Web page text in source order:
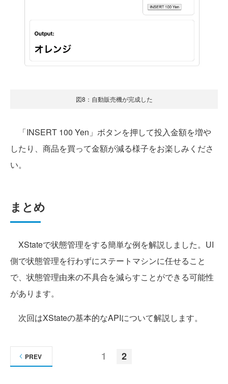
図8：自動販売機が完成した
「INSERT 100 Yen」ボタンを押して投入金額を増や
したり、商品を買って金額が減る様子をお楽しみくださ
い。
まとめ
XStateで状態管理をする簡単な例を解説しました。UI
側で状態管理を行わずにステートマシンに任せること
で、状態管理由来の不具合を減らすことができる可能性
があります。
次回はXStateの基本的なAPIについて解説します。
1 2
PREV